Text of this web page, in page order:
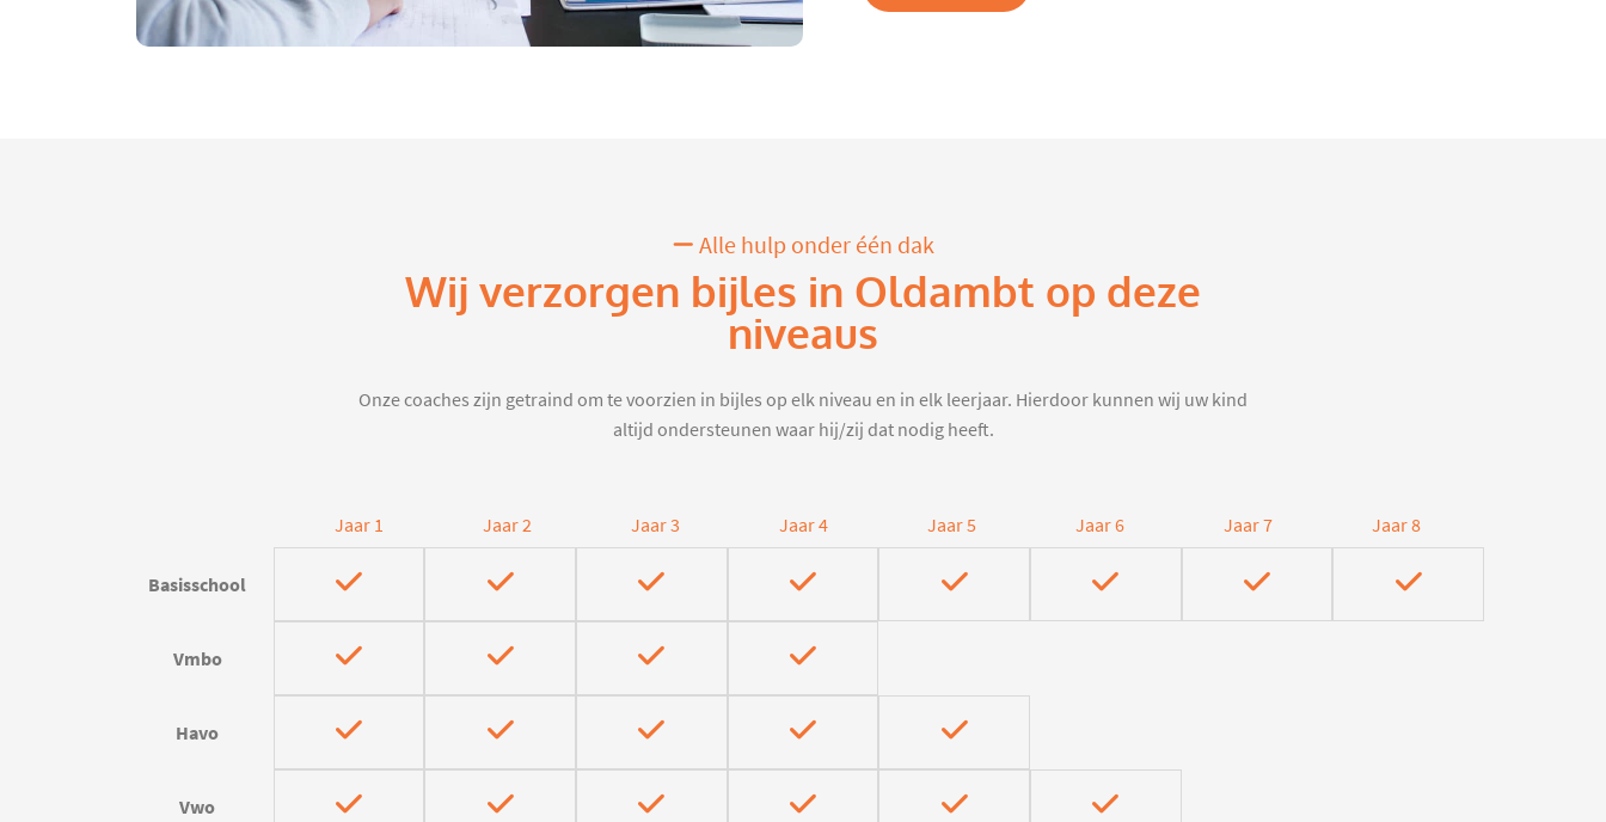
Alle hulp onder één dak
Wij verzorgen bijles in Oldambt op deze
niveaus
Onze coaches zijn getraind om te voorzien in bijles op elk niveau en in elk leerjaar. Hierdoor kunnen wij uw kind
altijd ondersteunen waar hij/zij dat nodig heeft.
Jaar 1 Jaar 2 Jaar 3 Jaar 4 Jaar 5 Jaar 6 Jaar 7 Jaar 8
Basisschool
Vmbo
Havo
Vwo